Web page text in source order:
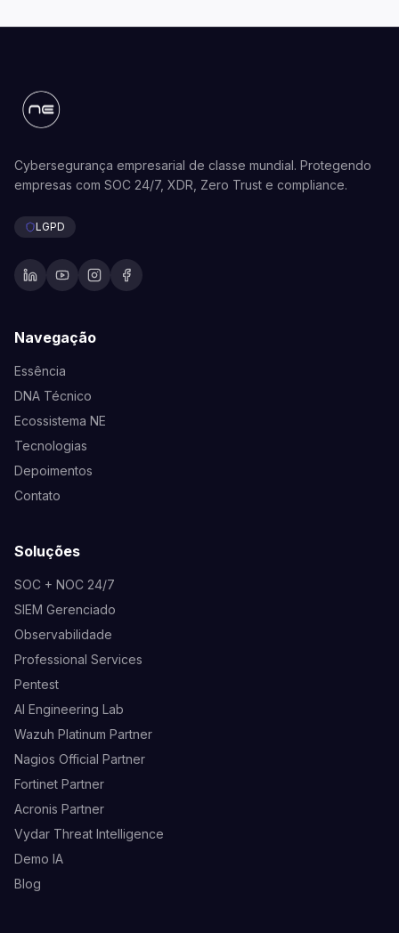
Cybersegurança empresarial de classe mundial. Protegendo
empresas com SOC 24/7, XDR, Zero Trust e compliance.
LGPD
Navegação
Essência
DNA Técnico
Ecossistema NE
Tecnologias
Depoimentos
Contato
Soluções
SOC + NOC 24/7
SIEM Gerenciado
Observabilidade
Professional Services
Pentest
AI Engineering Lab
Wazuh Platinum Partner
Nagios Official Partner
Fortinet Partner
Acronis Partner
Vydar Threat Intelligence
Demo IA
Blog